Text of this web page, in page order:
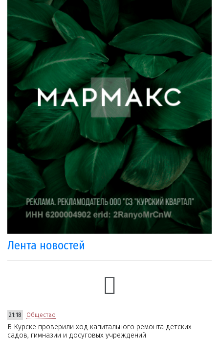
Лента новостей
21:18 Общество
В Курске проверили ход капитального ремонта детских
садов, гимназии и досуговых учреждений